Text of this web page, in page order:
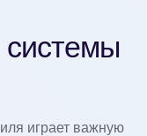
играет важную